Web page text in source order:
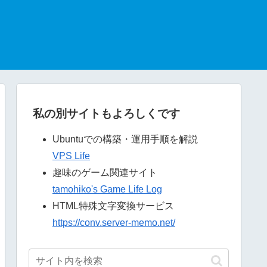
私の別サイトもよろしくです
Ubuntuでの構築・運用手順を解説
VPS Life
趣味のゲーム関連サイト
tamohiko's Game Life Log
HTML特殊文字変換サービス
https://conv.server-memo.net/